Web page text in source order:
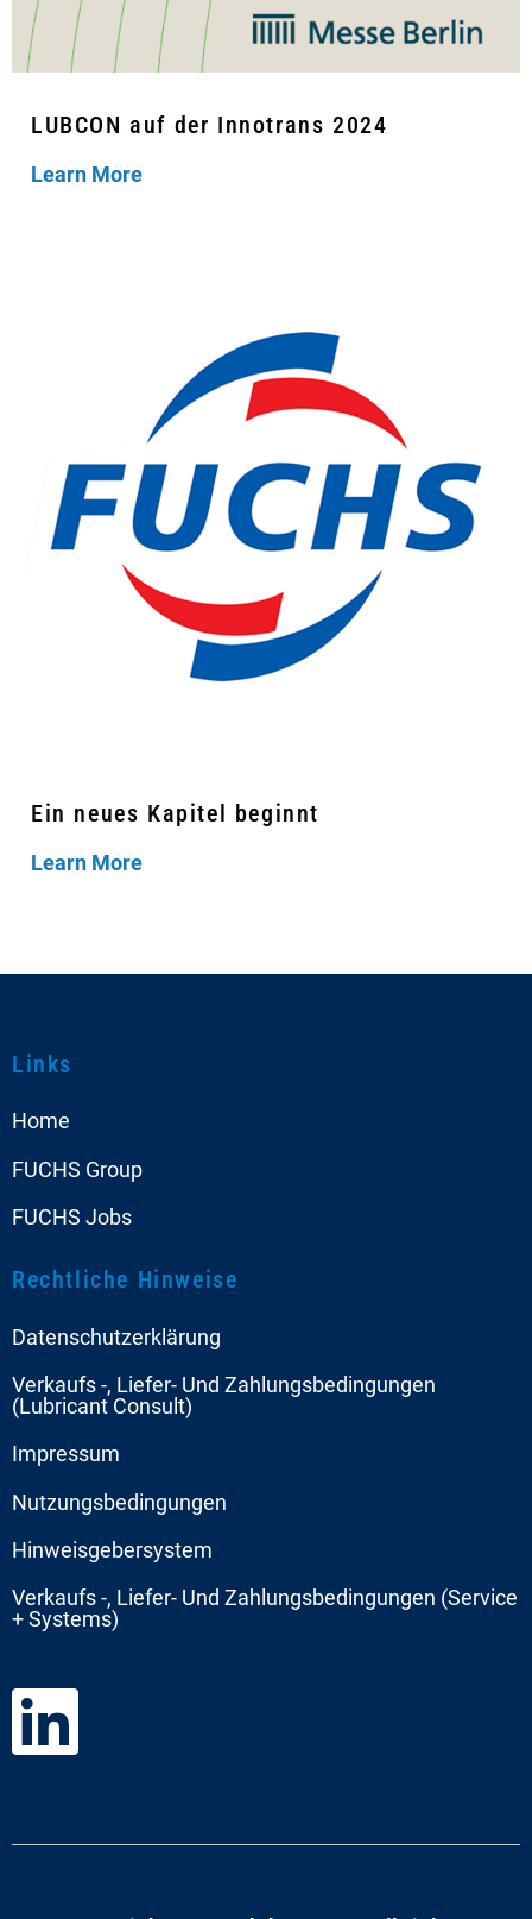
LUBCON auf der Innotrans 2024
Learn More
Ein neues Kapitel beginnt
Learn More
Links
Home
FUCHS Group
FUCHS Jobs
Rechtliche Hinweise
Datenschutzerklärung
Verkaufs -, Liefer- Und Zahlungsbedingungen
(Lubricant Consult)
Impressum
Nutzungsbedingungen
Hinweisgebersystem
Verkaufs -, Liefer- Und Zahlungsbedingungen (Service
+ Systems)